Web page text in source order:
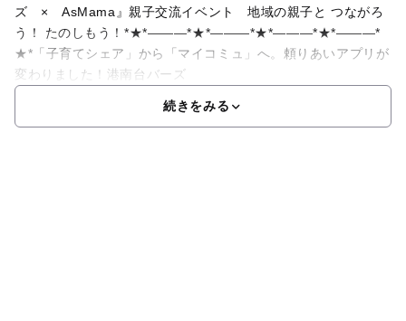
ズ × AsMama』親子交流イベント 地域の親子と つながろ
う！ たのしもう！*★*―――*★*―――*★*―――*★*―――*
★*「子育てシェア」から「マイコミュ」へ。頼りあいアプリが
変わりました！港南台バーズ
続きをみる